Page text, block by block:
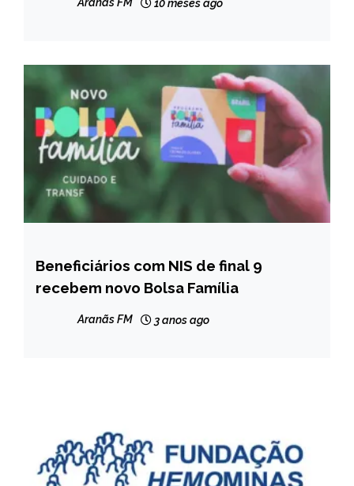
Aranãs FM 10 meses ago
BRASIL
NOTÍCIAS
Beneficiários com NIS de final 9
recebem novo Bolsa Família
Aranãs FM 3 anos ago